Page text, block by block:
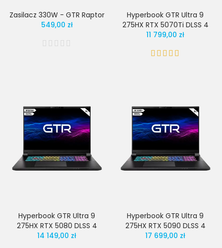
Zasilacz 330W - GTR Raptor
549,00 zł
Hyperbook GTR Ultra 9
275HX RTX 5070Ti DLSS 4
11 799,00 zł
Hyperbook GTR Ultra 9
275HX RTX 5080 DLSS 4
14 149,00 zł
Hyperbook GTR Ultra 9
275HX RTX 5090 DLSS 4
17 699,00 zł